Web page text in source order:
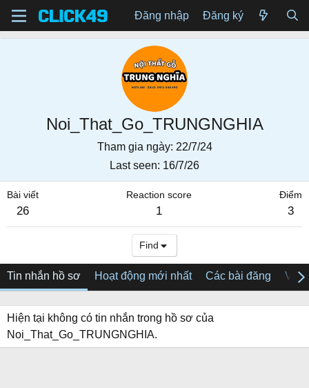
Đăng nhập Đăng ký
Noi_That_Go_TRUNGNGHIA
Tham gia ngày 22/7/24
Last seen 16/7/26
Bài viết
26
Reaction score
1
Điểm
3
Find
Tin nhắn hồ sơ Hoạt động mới nhất Các bài đăng Về
Hiện tại không có tin nhắn trong hồ sơ của
Noi_That_Go_TRUNGNGHIA.